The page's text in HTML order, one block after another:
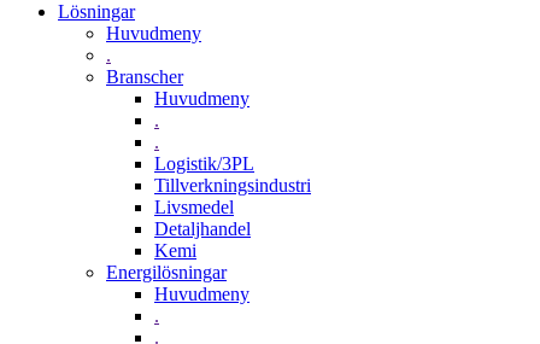
Lösningar
Huvudmeny
.
Branscher
Huvudmeny
.
.
Logistik/3PL
Tillverkningsindustri
Livsmedel
Detaljhandel
Kemi
Energilösningar
Huvudmeny
.
.